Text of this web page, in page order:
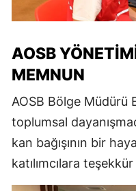
AOSB
MEMNUN
AOSB Bölge Müdürü
toplumsal
kan bağışının bir
katılımcılara